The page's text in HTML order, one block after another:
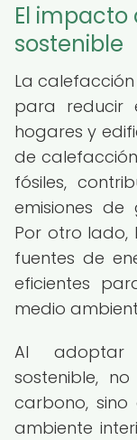
El
sostenible
La
para reducir
hogares y
de
fósiles,
emisiones de
Por otro lado,
fuentes de
eficientes
medio
Al adoptar
sostenible,
carbono,
ambiente